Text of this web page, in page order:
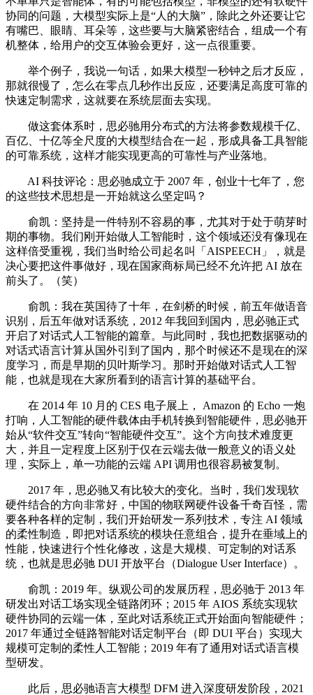
协同的问题，大模型实际上是“人的大脑”，除此之外还要让它
有嘴巴、眼睛、耳朵等，这些要与大脑紧密结合，组成一个有
机整体，给用户的交互体验会更好，这一点很重要。
举个例子，我说一句话，如果大模型一秒钟之后才反应，
那就很慢了，怎么在零点几秒作出反应，还要满足高度可靠的
快速定制需求，这就要在系统层面去实现。
做这套体系时，思必驰用分布式的方法将参数规模千亿、
百亿、十亿等全尺度的大模型结合在一起，形成具备工具智能
的可靠系统，这样才能实现更高的可靠性与产业落地。
AI 科技评论：思必驰成立于 2007 年，创业十七年了，您
的这些技术思想是一开始就这么坚定吗？
俞凯：坚持是一件特别不容易的事，尤其对于处于萌芽时
期的事物。我们刚开始做人工智能时，这个领域还没有像现在
这样倍受重视，我们当时给公司起名叫「AISPEECH」，就是
决心要把这件事做好，现在国家商标局已经不允许把 AI 放在
前头了。（笑）
俞凯：我在英国待了十年，在剑桥的时候，前五年做语音
识别，后五年做对话系统，2012 年我回到国内，思必驰正式
开启了对话式人工智能的篇章。与此同时，我也把数据驱动的
对话式语言计算从国外引到了国内，那个时候还不是现在的深
度学习，而是早期的贝叶斯学习。那时开始做对话式人工智
能，也就是现在大家所看到的语言计算的基础平台。
在 2014 年 10 月的 CES 电子展上， Amazon 的 Echo 一炮
打响，人工智能的硬件载体由手机转换到智能硬件，思必驰开
始从“软件交互”转向“智能硬件交互”。这个方向技术难度更
大，并且一定程度上区别于仅在云端去做一般意义的语义处
理，实际上，单一功能的云端 API 调用也很容易被复制。
2017 年，思必驰又有比较大的变化。当时，我们发现软
硬件结合的方向非常好，中国的物联网硬件设备千奇百怪，需
要各种各样的定制，我们开始研发一系列技术，专注 AI 领域
的柔性制造，即把对话系统的模块任意组合，提升在垂域上的
性能，快速进行个性化修改，这是大规模、可定制的对话系
统，也就是思必驰 DUI 开放平台（Dialogue User Interface）。
俞凯：2019 年。纵观公司的发展历程，思必驰于 2013 年
研发出对话工场实现全链路闭环；2015 年 AIOS 系统实现软
硬件协同的云端一体，至此对话系统正式开始面向智能硬件；
2017 年通过全链路智能对话定制平台（即 DUI 平台）实现大
规模可定制的柔性人工智能；2019 年有了通用对话式语言模
型研发。
此后，思必驰语言大模型 DFM 进入深度研发阶段，2021